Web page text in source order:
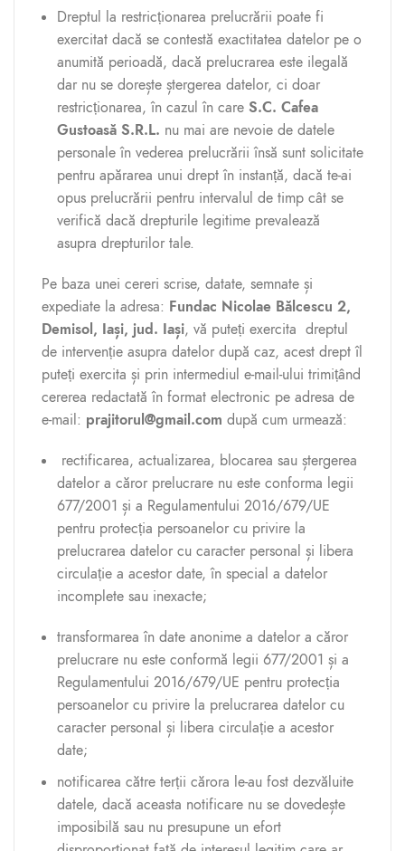
Dreptul la restricționarea prelucrării poate fi
exercitat dacă se contestă exactitatea datelor pe o
anumită perioadă, dacă prelucrarea este ilegală
dar nu se dorește ștergerea datelor, ci doar
restricționarea, în cazul în care S.C. Cafea
Gustoasă S.R.L. nu mai are nevoie de datele
personale în vederea prelucrării însă sunt solicitate
pentru apărarea unui drept în instanță, dacă te-ai
opus prelucrării pentru intervalul de timp cât se
verifică dacă drepturile legitime prevalează
asupra drepturilor tale.
Pe baza unei cereri scrise, datate, semnate și
expediate la adresa: Fundac Nicolae Bălcescu 2,
Demisol, Iași, jud. Iași, vă puteți exercita dreptul
de intervenție asupra datelor după caz, acest drept îl
puteți exercita și prin intermediul e-mail-ului trimițând
cererea redactată în format electronic pe adresa de
e-mail: prajitorul@gmail.com după cum urmează:
rectificarea, actualizarea, blocarea sau ștergerea
datelor a căror prelucrare nu este conforma legii
677/2001 și a Regulamentului 2016/679/UE
pentru protecția persoanelor cu privire la
prelucrarea datelor cu caracter personal și libera
circulație a acestor date, în special a datelor
incomplete sau inexacte;
transformarea în date anonime a datelor a căror
prelucrare nu este conformă legii 677/2001 și a
Regulamentului 2016/679/UE pentru protecția
persoanelor cu privire la prelucrarea datelor cu
caracter personal și libera circulație a acestor
date;
notificarea către terții cărora le-au fost dezvăluite
datele, dacă aceasta notificare nu se dovedește
imposibilă sau nu presupune un efort